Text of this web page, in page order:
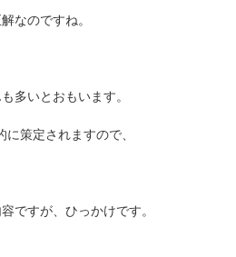
なのですね。
多いとおもいます。
策定されますので、
ですが、ひっかけです。